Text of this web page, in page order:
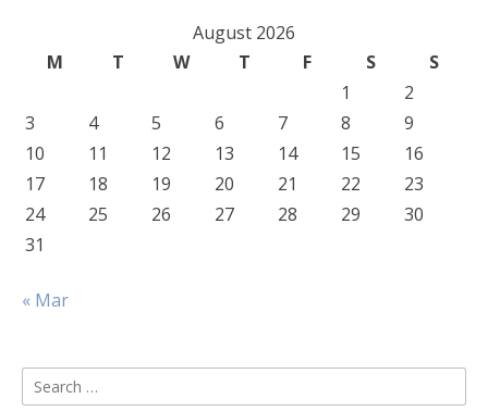
August 2026
M
T W T F S
S
1
2
3
4 5 6 7 8
9
10
11 12 13 14 15
16
17
18 19 20 21 22
23
24
25 26 27 28 29
30
31
« Mar
Search
for: